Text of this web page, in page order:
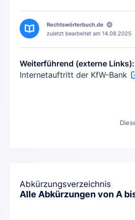
Rechtswörterbuch.de
zuletzt bearbeitet am 14.08.2025
Weiterführend (externe Links):
Internetauftritt der KfW-Bank
Abkürzungsverzeichnis
Alle Abkürzungen von A